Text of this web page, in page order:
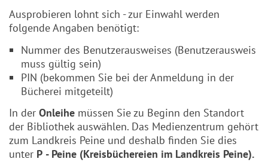
Ausprobieren lohnt sich - zur Einwahl werden
folgende Angaben benötigt:
Nummer des Benutzerausweises (Benutzerausweis
muss gültig sein)
PIN (bekommen Sie bei der Anmeldung in der
Bücherei mitgeteilt)
In der Onleihe müssen Sie zu Beginn den Standort
der Bibliothek auswählen. Das Medienzentrum gehört
zum Landkreis Peine und deshalb finden Sie dies
unter P - Peine (Kreisbüchereien im Landkreis Peine).